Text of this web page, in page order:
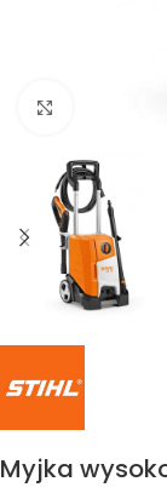
Kliknij aby
Myjka